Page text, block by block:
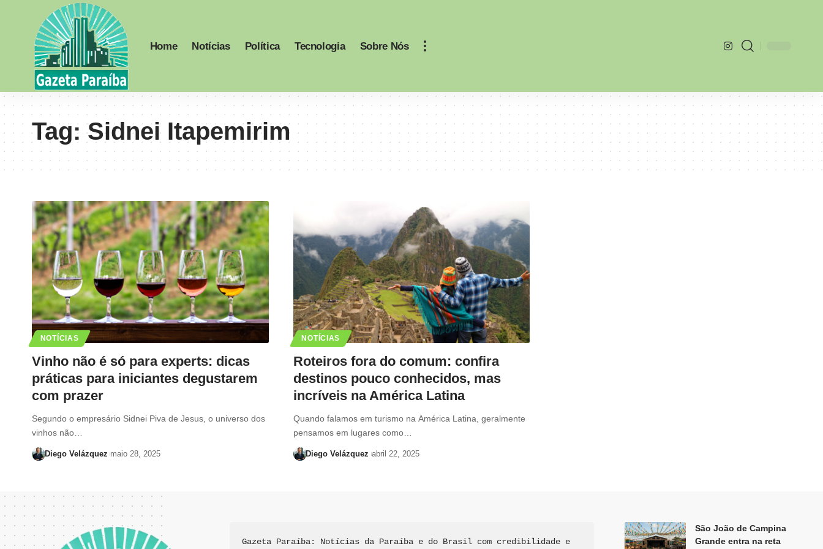
Home Notícias Política Tecnologia Sobre Nós
Tag:Sidnei Itapemirim
NOTÍCIAS
Vinho não é só para experts: dicas
práticas para iniciantes degustarem
com prazer
Segundo o empresário Sidnei Piva de Jesus, o universo dos
vinhos não…
Diego Velázquez maio 28, 2025
NOTÍCIAS
Roteiros fora do comum: confira
destinos pouco conhecidos, mas
incríveis na América Latina
Quando falamos em turismo na América Latina, geralmente
pensamos em lugares como…
Diego Velázquez abril 22, 2025
Gazeta Paraíba: Notícias da Paraíba e do Brasil com credibilidade e
São João de Campina
Grande entra na reta